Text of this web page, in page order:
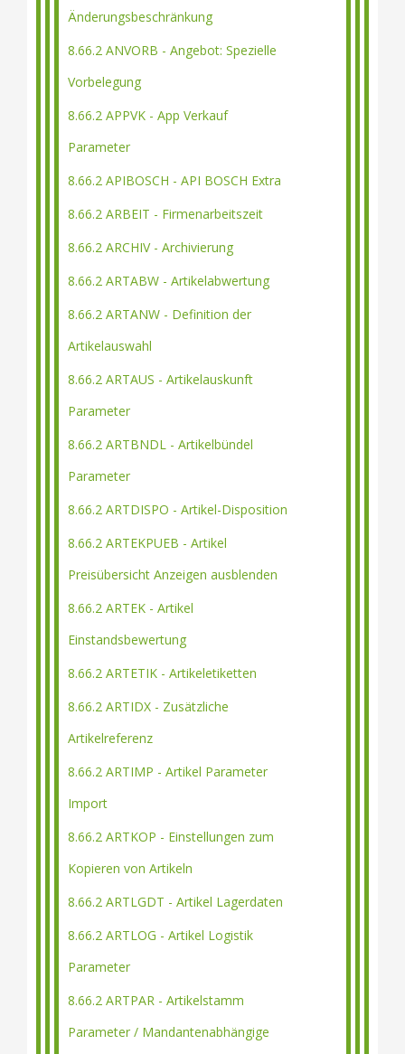
Änderungsbeschränkung
8.66.2 ANVORB - Angebot: Spezielle
Vorbelegung
8.66.2 APPVK - App Verkauf
Parameter
8.66.2 APIBOSCH - API BOSCH Extra
8.66.2 ARBEIT - Firmenarbeitszeit
8.66.2 ARCHIV - Archivierung
8.66.2 ARTABW - Artikelabwertung
8.66.2 ARTANW - Definition der
Artikelauswahl
8.66.2 ARTAUS - Artikelauskunft
Parameter
8.66.2 ARTBNDL - Artikelbündel
Parameter
8.66.2 ARTDISPO - Artikel-Disposition
8.66.2 ARTEKPUEB - Artikel
Preisübersicht Anzeigen ausblenden
8.66.2 ARTEK - Artikel
Einstandsbewertung
8.66.2 ARTETIK - Artikeletiketten
8.66.2 ARTIDX - Zusätzliche
Artikelreferenz
8.66.2 ARTIMP - Artikel Parameter
Import
8.66.2 ARTKOP - Einstellungen zum
Kopieren von Artikeln
8.66.2 ARTLGDT - Artikel Lagerdaten
8.66.2 ARTLOG - Artikel Logistik
Parameter
8.66.2 ARTPAR - Artikelstamm
Parameter / Mandantenabhängige